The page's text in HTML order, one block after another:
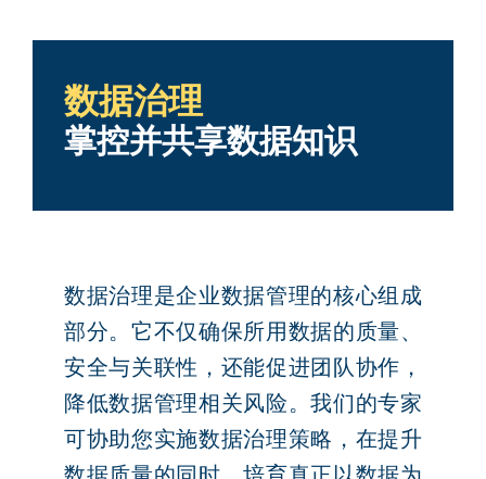
数据治理
掌控并共享数据知识
数据治理是企业数据管理的核心组成
部分。它不仅确保所用数据的质量、
安全与关联性，还能促进团队协作，
降低数据管理相关风险。我们的专家
可协助您实施数据治理策略，在提升